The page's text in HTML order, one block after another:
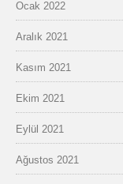
Ocak 2022
Aralık 2021
Kasım 2021
Ekim 2021
Eylül 2021
Ağustos 2021